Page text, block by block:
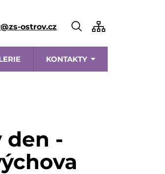
ostrov.cz
KONTAKTY
den -